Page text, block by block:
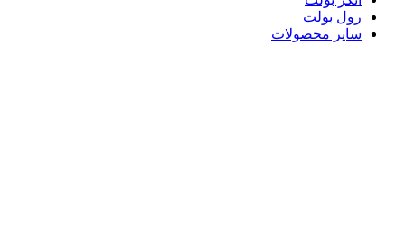
رول بولت
سایر محصولات